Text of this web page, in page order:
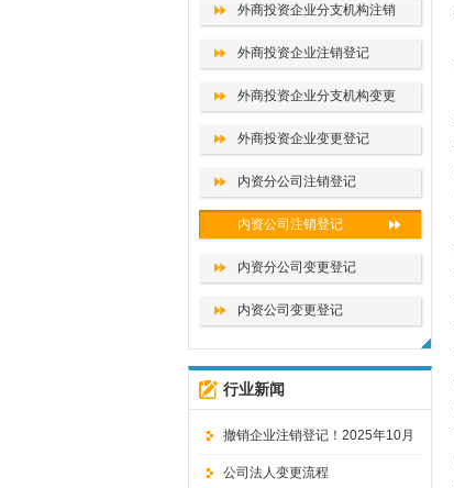
外商投资企业分支机构注销
外商投资企业注销登记
外商投资企业分支机构变更
外商投资企业变更登记
内资分公司注销登记
内资公司注销登记
内资分公司变更登记
内资公司变更登记
行业新闻
撤销企业注销登记！2025年10月
10日起，企业注销改了！
公司法人变更流程